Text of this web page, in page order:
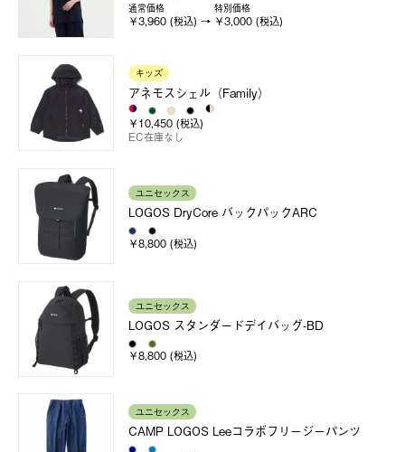
通常価格
￥3,960 (税込)
特別価格
￥3,000 (税込)
キッズ
アネモスシェル（Family）
￥10,450 (税込)
EC在庫なし
ユニセックス
LOGOS DryCore バックパックARC
￥8,800 (税込)
ユニセックス
LOGOS スタンダードデイバッグ-BD
￥8,800 (税込)
ユニセックス
CAMP LOGOS Leeコラボフリージーパンツ